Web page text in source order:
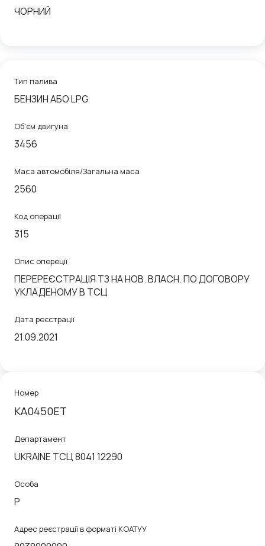
ЧОРНИЙ
Тип палива
БЕНЗИН АБО LPG
Об'єм двигуна
3456
Маса автомобіля/Загальна маса
2560
Код операції
315
Опис опереції
ПЕРЕРЕЄСТРАЦІЯ ТЗ НА НОВ. ВЛАСН. ПО ДОГОВОРУ
УКЛАДЕНОМУ В ТСЦ
Дата реєстрації
21.09.2021
Номер
KA0450ET
Департамент
UKRAINE ТСЦ 8041 12290
Особа
P
Адрес реєстрації в форматі КОАТУУ